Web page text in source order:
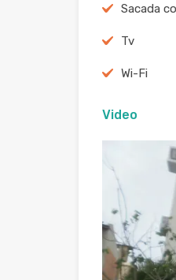
Sacada
Tv
Wi-Fi
Video